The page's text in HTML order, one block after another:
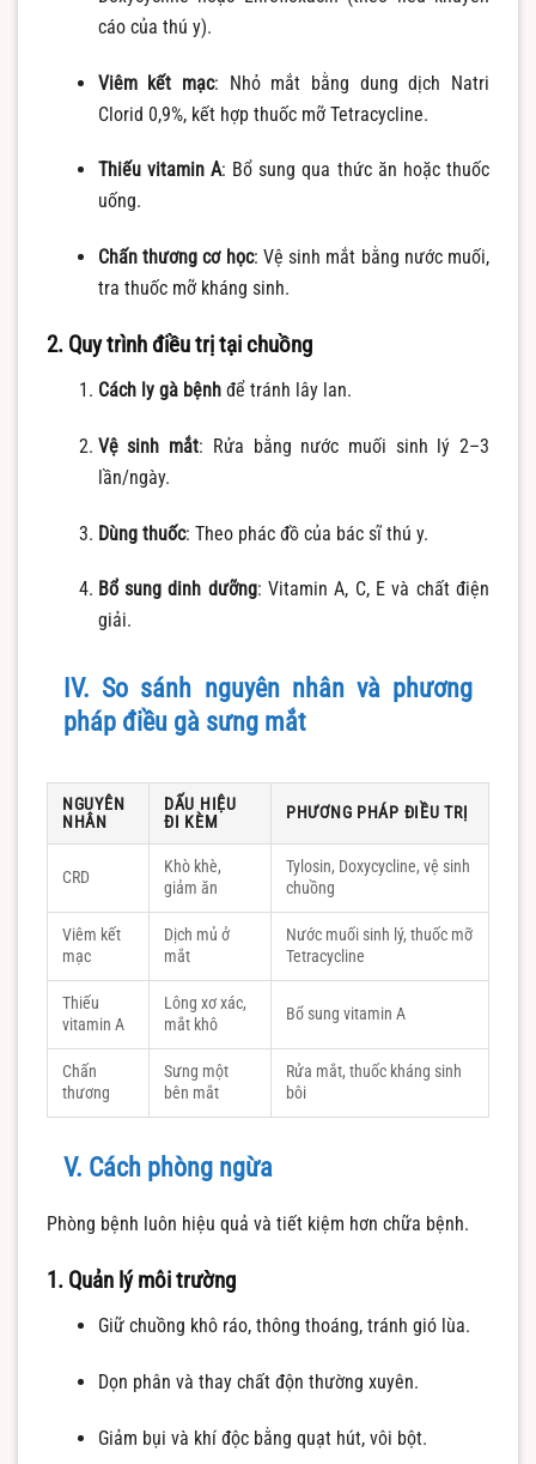
cáo của thú y).
Viêm kết mạc: Nhỏ mắt bằng dung dịch Natri
Clorid 0,9%, kết hợp thuốc mỡ Tetracycline.
Thiếu vitamin A: Bổ sung qua thức ăn hoặc thuốc
uống.
Chấn thương cơ học: Vệ sinh mắt bằng nước muối,
tra thuốc mỡ kháng sinh.
2. Quy trình điều trị tại chuồng
Cách ly gà bệnhđể tránh lây lan.
Vệ sinh mắt: Rửa bằng nước muối sinh lý 2–3
lần/ngày.
Dùng thuốc: Theo phác đồ của bác sĩ thú y.
Bổ sung dinh dưỡng: Vitamin A, C, E và chất điện
giải.
IV. So sánh nguyên nhân và phương
pháp điều gà sưng mắt
NGUYÊN
NHÂN
DẤU HIỆU
ĐI KÈM
PHƯƠNG PHÁP ĐIỀU TRỊ
CRD
Khò khè,
giảm ăn
Tylosin, Doxycycline, vệ sinh
chuồng
Viêm kết
mạc
Dịch mủ ở
mắt
Nước muối sinh lý, thuốc mỡ
Tetracycline
Thiếu
vitamin A
Lông xơ xác,
mắt khô
Bổ sung vitamin A
Chấn
thương
Sưng một
bên mắt
Rửa mắt, thuốc kháng sinh
bôi
V. Cách phòng ngừa
Phòng bệnh luôn hiệu quả và tiết kiệm hơn chữa bệnh.
1. Quản lý môi trường
Giữ chuồng khô ráo, thông thoáng, tránh gió lùa.
Dọn phân và thay chất độn thường xuyên.
Giảm bụi và khí độc bằng quạt hút, vôi bột.